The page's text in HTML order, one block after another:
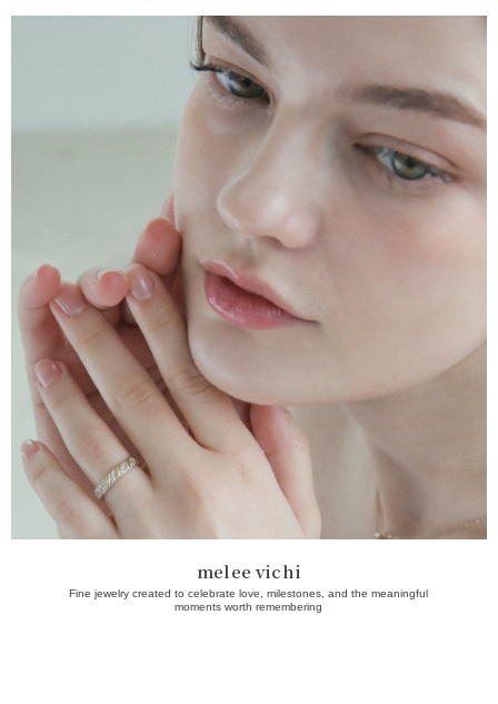
melee vichi
Fine jewelry created to celebrate love, milestones, and the meaningful
moments worth remembering